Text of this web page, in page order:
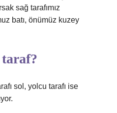
sağ tarafımız
batı, önümüz kuzey
sol, yolcu tarafı ise